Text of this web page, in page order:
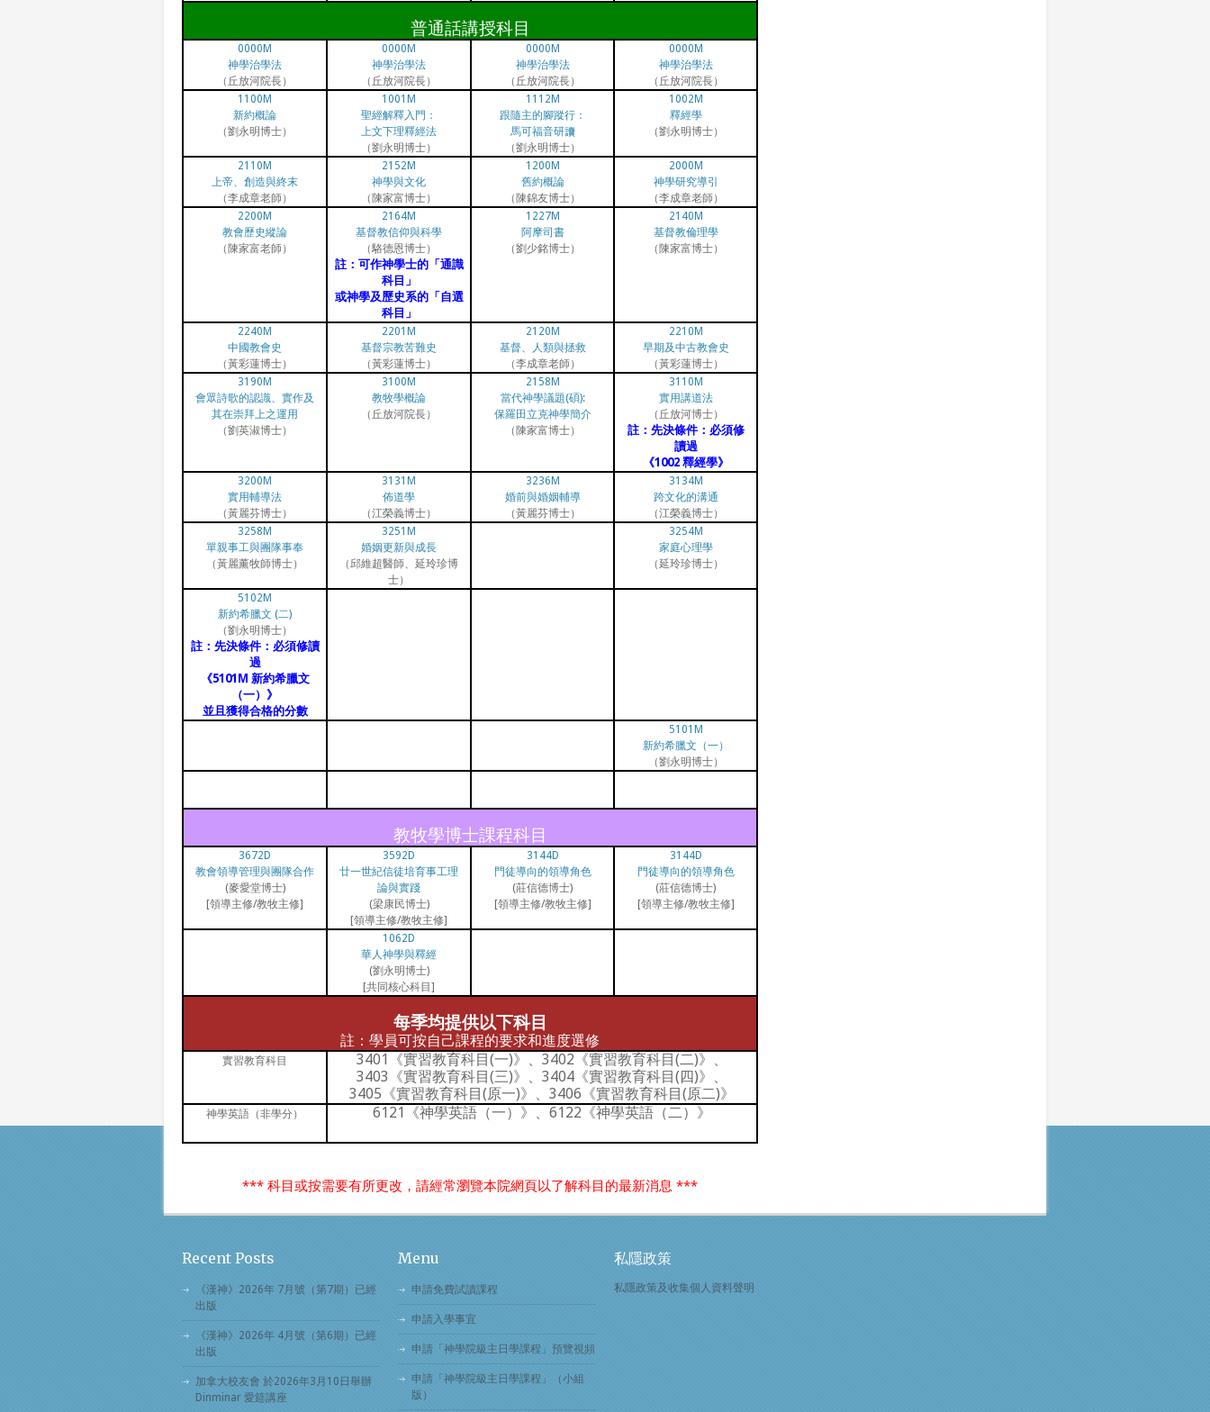
普通話講授科目
0000M
神學治學法
（丘放河院長）
0000M
神學治學法
（丘放河院長）
0000M
神學治學法
（丘放河院長）
0000M
神學治學法
（丘放河院長）
1100M
新約概論
（劉永明博士）
1001M
聖經解釋入門：
上文下理釋經法
（劉永明博士）
1112M
跟隨主的腳蹤行：
馬可福音研讀
（劉永明博士）
1002M
釋經學
（劉永明博士）
2110M
上帝、創造與終末
（李成章老師）
2152M
神學與文化
（陳家富博士）
1200M
舊約概論
（陳錦友博士）
2000M
神學研究導引
（李成章老師）
2200M
教會歷史縱論
（陳家富老師）
2164M
基督教信仰與科學
（駱德恩博士）
註：可作神學士的「通識
科目」
或神學及歷史系的「自選
科目」
1227M
阿摩司書
（劉少銘博士）
2140M
基督教倫理學
（陳家富博士）
2240M
中國教會史
（黃彩蓮博士）
2201M
基督宗教苦難史
（黃彩蓮博士）
2120M
基督、人類與拯救
（李成章老師）
2210M
早期及中古教會史
（黃彩蓮博士）
3190M
會眾詩歌的認識、實作及
其在崇拜上之運用
（劉英淑博士）
3100M
教牧學概論
（丘放河院長）
2158M
當代神學議題(碩):
保羅田立克神學簡介
（陳家富博士）
3110M
實用講道法
（丘放河博士）
註：先決條件：必須修
讀過
《1002 釋經學》
3200M
實用輔導法
（黃麗芬博士）
3131M
佈道學
（江榮義博士）
3236M
婚前與婚姻輔導
（黃麗芬博士）
3134M
跨文化的溝通
（江榮義博士）
3258M
單親事工與團隊事奉
（黃麗薰牧師博士）
3251M
婚姻更新與成長
（邱維超醫師、延玲珍博
士）
3254M
家庭心理學
（延玲珍博士）
5102M
新約希臘文 (二)
（劉永明博士）
註：先決條件：必須修讀
過
《5101M 新約希臘文
（一）》
並且獲得合格的分數
5101M
新約希臘文（一）
（劉永明博士）
教牧學博士課程科目
3672D
教會領導管理與團隊合作
(麥愛堂博士)
[領導主修/教牧主修]
3592D
廿一世紀信徒培育事工理
論與實踐
(梁康民博士)
[領導主修/教牧主修]
3144D
門徒導向的領導角色
(莊信德博士)
[領導主修/教牧主修]
3144D
門徒導向的領導角色
(莊信德博士)
[領導主修/教牧主修]
1062D
華人神學與釋經
(劉永明博士)
[共同核心科目]
每季均提供以下科目
註：學員可按自己課程的要求和進度選修
實習教育科目
3401《實習教育科目(一)》、3402《實習教育科目(二)》、
3403《實習教育科目(三)》、3404《實習教育科目(四)》、
3405《實習教育科目(原一)》、3406《實習教育科目(原二)》
神學英語（非學分） 6121《神學英語（一）》、6122《神學英語（二）》
*** 科目或按需要有所更改，請經常瀏覽本院網頁以了解科目的最新消息 ***
Recent Posts
《漢神》2026年 7月號（第7期）已經
出版
《漢神》2026年 4月號（第6期）已經
出版
加拿大校友會 於2026年3月10日舉辦
Dinminar 愛筵講座
Menu
申請免費試讀課程
申請入學事宜
申請「神學院級主日學課程」預覽視頻
申請「神學院級主日學課程」（小組
版）
私隱政策
私隱政策及收集個人資料聲明